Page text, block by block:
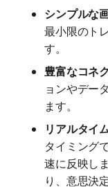
シンプルな
最小限のト
す。
豊富なコネ
ョンやデー
ます。
リアルタイ
タイミング
速に反映し
り、意思決